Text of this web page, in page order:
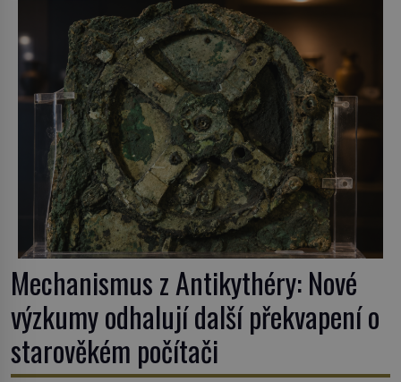
Mechanismus z Antikythéry: Nové
výzkumy odhalují další překvapení o
starověkém počítači